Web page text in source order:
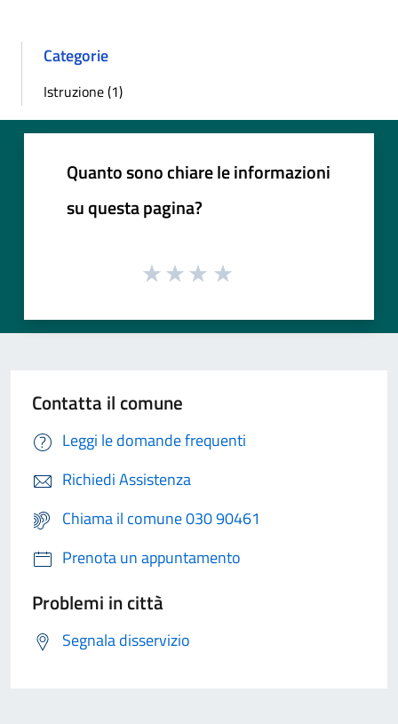
Categorie
Istruzione (1)
Quanto sono chiare le informazioni
su questa pagina?
Contatta il comune
Leggi le domande frequenti
Richiedi Assistenza
Chiama il comune 030 90461
Prenota un appuntamento
Problemi in città
Segnala disservizio